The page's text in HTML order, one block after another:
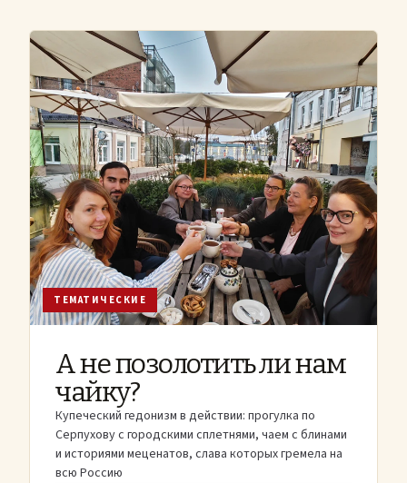
ТЕМАТИЧЕСКИЕ
А не позолотить ли нам
чайку?
Купеческий гедонизм в действии: прогулка по
Серпухову с городскими сплетнями, чаем с блинами
и историями меценатов, слава которых гремела на
всю Россию